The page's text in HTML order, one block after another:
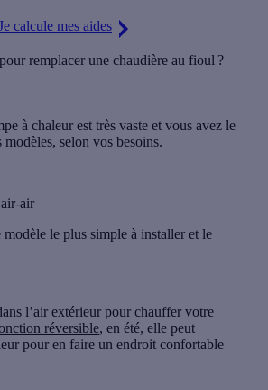
calcule mes aides
remplacer une chaudière au fioul ?
à chaleur est très vaste et vous avez le
modèles, selon vos besoins.
air
modèle le plus simple à installer et le
l’air extérieur pour chauffer votre
réversible, en été, elle peut
pour en faire un endroit confortable